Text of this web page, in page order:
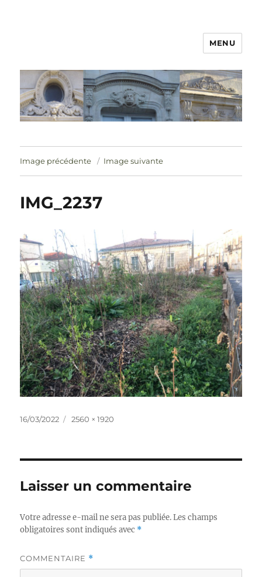
MENU
Image précédente Image suivante
IMG_2237
Publié
16/03/2022
Taille
2560 × 1920
Laisser un commentaire
Votre adresse e-mail ne sera pas publiée. Les champs
obligatoires sont indiqués avec *
COMMENTAIRE *